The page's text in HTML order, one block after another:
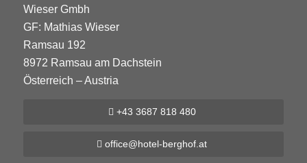
Wieser Gmbh
GF: Mathias Wieser
Ramsau 192
8972 Ramsau am Dachstein
Österreich – Austria
+43 3687 818 480
office@hotel-berghof.at